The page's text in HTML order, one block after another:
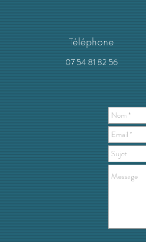
Téléphone
07 54 81 82 56